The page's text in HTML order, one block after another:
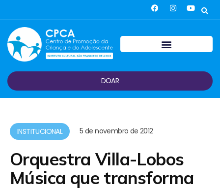
DOAR
INSTITUCIONAL 5 de novembro de 2012
Orquestra Villa-Lobos
Música que transforma